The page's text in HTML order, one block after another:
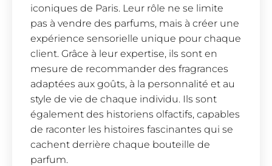
iconiques de Paris. Leur rôle ne se limite
pas à vendre des parfums, mais à créer une
expérience sensorielle unique pour chaque
client. Grâce à leur expertise, ils sont en
mesure de recommander des fragrances
adaptées aux goûts, à la personnalité et au
style de vie de chaque individu. Ils sont
également des historiens olfactifs, capables
de raconter les histoires fascinantes qui se
cachent derrière chaque bouteille de
parfum.